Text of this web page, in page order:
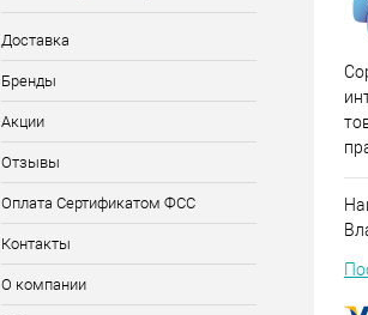
Доставка
Бренды
Акции
Отзывы
Оплата Сертификатом ФСС
Контакты
О компании